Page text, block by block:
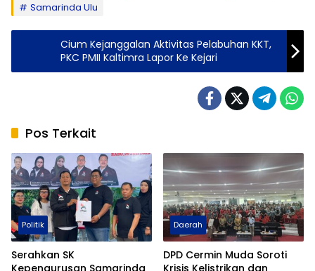
Samarinda Ulu
Cium Kejanggalan Aktivitas Pelabuhan KKT,
PKC PMII Kaltimra Lapor Ke Kejari
Pos Terkait
Politik
Serahkan SK
Kepengurusan Samarinda
Daerah
DPD Cermin Muda Soroti
Krisis Kelistrikan dan